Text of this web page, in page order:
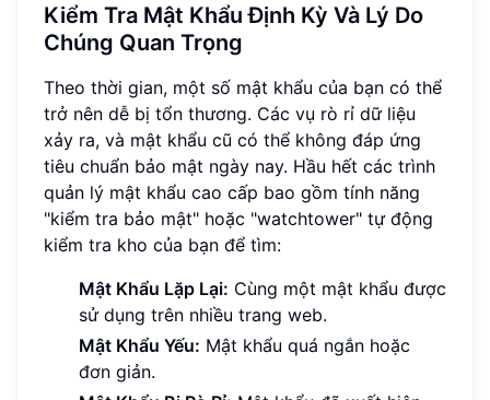
Kiểm Tra Mật Khẩu Định Kỳ Và Lý Do
Chúng Quan Trọng
Theo thời gian, một số mật khẩu của bạn có thể
trở nên dễ bị tổn thương. Các vụ rò rỉ dữ liệu
xảy ra, và mật khẩu cũ có thể không đáp ứng
tiêu chuẩn bảo mật ngày nay. Hầu hết các trình
quản lý mật khẩu cao cấp bao gồm tính năng
"kiểm tra bảo mật" hoặc "watchtower" tự động
kiểm tra kho của bạn để tìm:
Mật Khẩu Lặp Lại: Cùng một mật khẩu được
sử dụng trên nhiều trang web.
Mật Khẩu Yếu: Mật khẩu quá ngắn hoặc
đơn giản.